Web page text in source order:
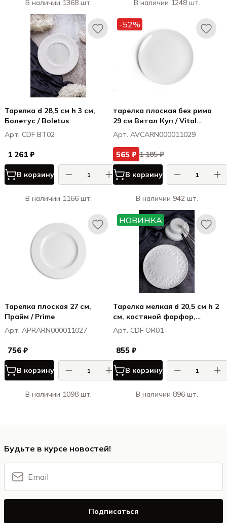
В наличии 1368 шт. В наличии 1248 шт.
Тарелка d 28,5 см h 3 см,
Болетус / Boletus
Арт. CDF BT02
1 261 ₽
В корзину
В наличии 1166 шт.
-52%
тарелка плоская без рима
29 см Витал Куп / Vital
Coupe
Арт. AVCARN000011029
565 ₽ 1 185 ₽
В корзину
В наличии 942 шт.
Тарелка плоская 27 см,
Прайм / Prime
Арт. APRARN000011027
756 ₽
В корзину
В наличии 1098 шт.
НОВИНКА
Тарелка мелкая d 20,5 см h 2
см, костяной фарфор,
Оригами / Origami
Арт. CDF OR01
855 ₽
В корзину
В наличии 896 шт.
Будьте в курсе новостей!
Подписаться